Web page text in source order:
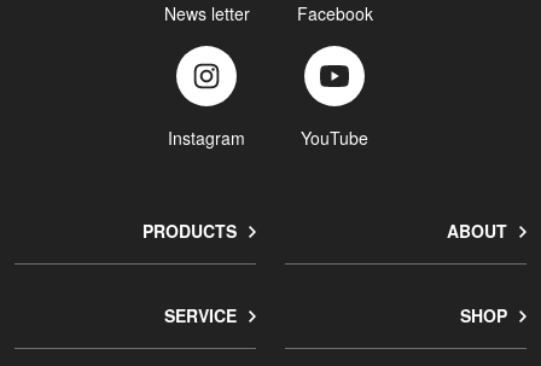
News letter Facebook
Instagram YouTube
PRODUCTS ABOUT
SERVICE SHOP